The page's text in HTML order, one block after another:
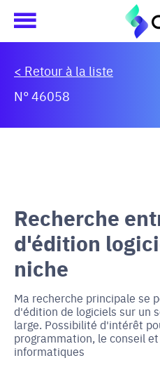
< Retour à la liste
N° 46058
Recherche
d'édition
niche
Ma recherche principale se
d'édition de logiciels sur un
large. Possibilité d'intérêt
programmation, le conseil
informatiques